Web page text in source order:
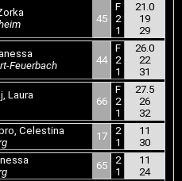
45
F
2
1
21.0
19
29
Feuerbach
44
F
2
1
26.0
22
31
Laura
66
F
2
1
27.5
26
32
Celestina
17
2
1
11
30
65
2
1
11
24